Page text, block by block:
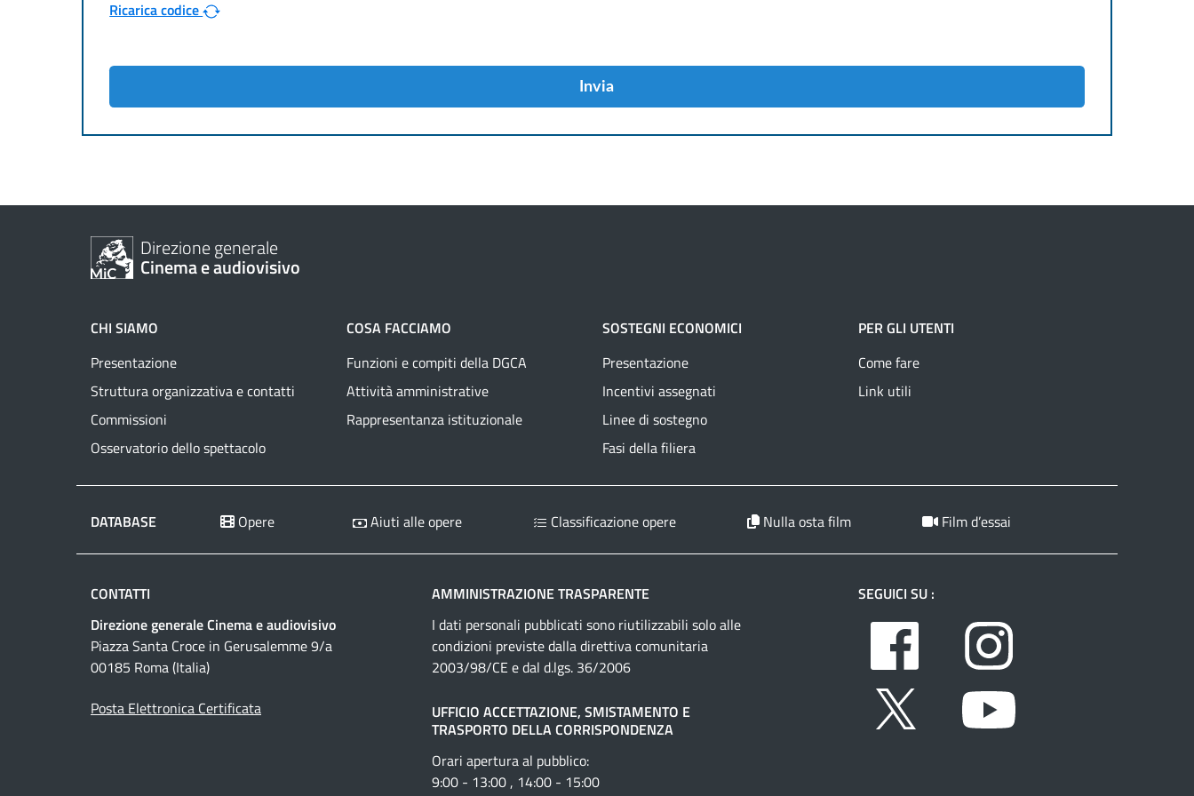
Ricarica codice
Invia
Direzione generale
Cinema e audiovisivo
CHI SIAMO
Presentazione
Struttura organizzativa e contatti
Commissioni
Osservatorio dello spettacolo
COSA FACCIAMO
Funzioni e compiti della DGCA
Attività amministrative
Rappresentanza istituzionale
SOSTEGNI ECONOMICI
Presentazione
Incentivi assegnati
Linee di sostegno
Fasi della filiera
PER GLI UTENTI
Come fare
Link utili
DATABASE Opere Aiuti alle opere Classificazione opere Nulla osta film Film d’essai
CONTATTI
Direzione generale Cinema e audiovisivo
Piazza Santa Croce in Gerusalemme 9/a
00185 Roma (Italia)
Posta Elettronica Certificata
AMMINISTRAZIONE TRASPARENTE
I dati personali pubblicati sono riutilizzabili solo alle
condizioni previste dalla direttiva comunitaria
2003/98/CE e dal d.lgs. 36/2006
UFFICIO ACCETTAZIONE, SMISTAMENTO E
TRASPORTO DELLA CORRISPONDENZA
Orari apertura al pubblico:
9:00 - 13:00 , 14:00 - 15:00
SEGUICI SU :
Facebook
Twitter